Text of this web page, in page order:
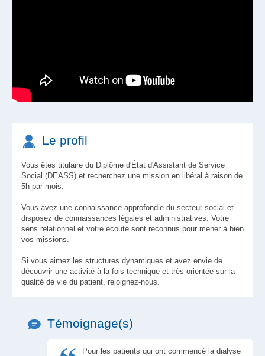
Le profil
Vous êtes titulaire du Diplôme d'État d'Assistant de Service
Social (DEASS) et recherchez une mission en libéral à raison de
5h par mois.
Vous avez une connaissance approfondie du secteur social et
disposez de connaissances légales et administratives. Votre
sens relationnel et votre écoute sont reconnus pour mener à bien
vos missions.
Si vous aimez les structures dynamiques et avez envie de
découvrir une activité à la fois technique et très orientée sur la
qualité de vie du patient, rejoignez-nous.
Témoignage(s)
Pour les patients qui ont commencé la dialyse